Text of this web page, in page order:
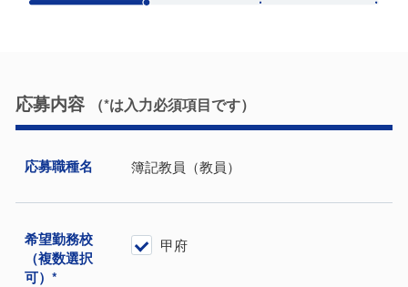
応募内容 （*は⼊⼒必須項⽬です）
応募職種名 簿記教員（教員）
希望勤務校
（複数選択
可）*
甲府